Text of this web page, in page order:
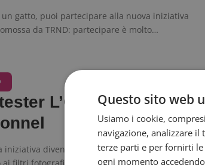
un gatto, puoi partecipare alla nuova iniziativa
da TRND: partecipare è molto…
L’Oréal
iniziativa diventa tester di L'Oreal Professionnel
Questo sito web
Usiamo i cookie,
navigazione, analizzare
terze parti e per fornirti
ogni momento